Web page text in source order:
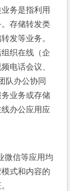
务是指利用
存储转发类
发等业务。
织在线（企
电话会议、
队办公协同
业务或存储
办公应用应
微信等应用均
式和内容的